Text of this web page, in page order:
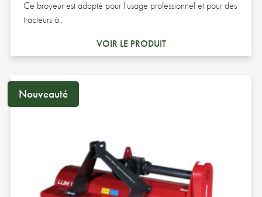
Ce broyeur est adapté pour l'usage professionnel et pour des
tracteurs à..
VOIR LE PRODUIT
Nouveauté